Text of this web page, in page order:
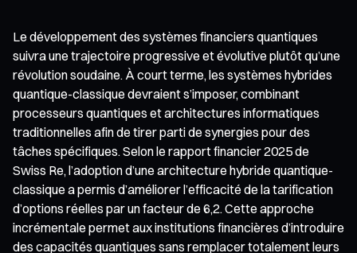
Le développement des systèmes financiers quantiques
suivra une trajectoire progressive et évolutive plutôt qu’une
révolution soudaine. À court terme, les systèmes hybrides
quantique-classique devraient s’imposer, combinant
processeurs quantiques et architectures informatiques
traditionnelles afin de tirer parti de synergies pour des
tâches spécifiques. Selon le rapport financier 2025 de
Swiss Re, l’adoption d’une architecture hybride quantique-
classique a permis d’améliorer l’efficacité de la tarification
d’options réelles par un facteur de 6,2. Cette approche
incrémentale permet aux institutions financières d’introduire
des capacités quantiques sans remplacer totalement leurs